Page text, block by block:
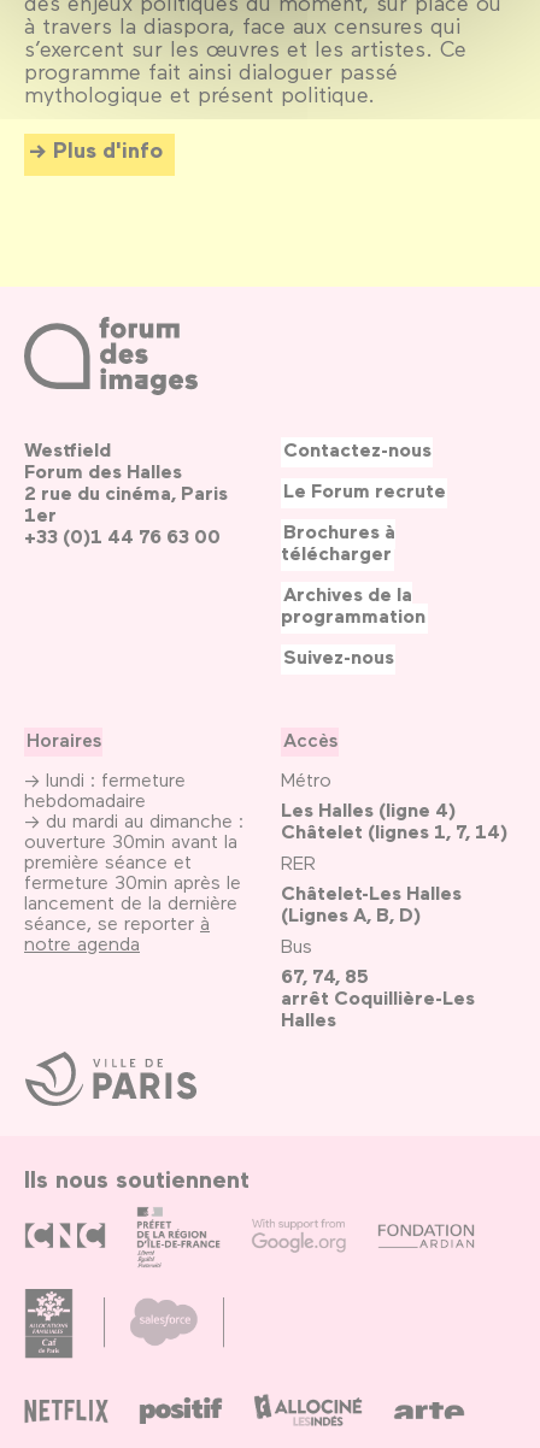
à travers la diaspora, face aux censures qui
s’exercent sur les œuvres et les artistes. Ce
programme fait ainsi dialoguer passé
mythologique et présent politique.
Plus d'info
Ville
de
Paris
Westfield
Forum des Halles
2 rue du cinéma, Paris
1er
+33 (0)1 44 76 63 00
Horaires
→ lundi : fermeture
hebdomadaire
→ du mardi au dimanche :
ouverture 30min avant la
première séance et
fermeture 30min après le
lancement de la dernière
séance, se reporter à
notre agenda
Accès
Métro
Les Halles (ligne 4)
Châtelet (lignes 1, 7, 14)
RER
Châtelet-Les Halles
(Lignes A, B, D)
Bus
67, 74, 85
arrêt Coquillière-Les
Halles
Contactez-nous
Le Forum recrute
Brochures à
télécharger
Archives de la
programmation
Suivez-nous
Ils nous soutiennent